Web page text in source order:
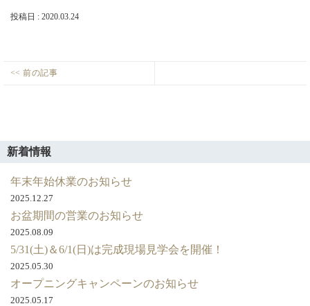
店・
運
ま
す。
投稿日 : 2020.03.24
投
ゲ
ー
シ
ョ
ン
<< 前の記事
新着情報
年末年始休業のお知らせ
2025.12.27
お盆期間の営業のお知らせ
2025.08.09
5/31(土)＆6/1(日)は完成現場見学会を開催！
2025.05.30
オープニングキャンペーンのお知らせ
2025.05.17